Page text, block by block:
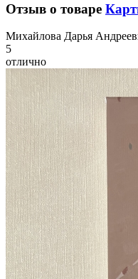
Отзыв о товаре
Михайлова Дарья
5
отлично